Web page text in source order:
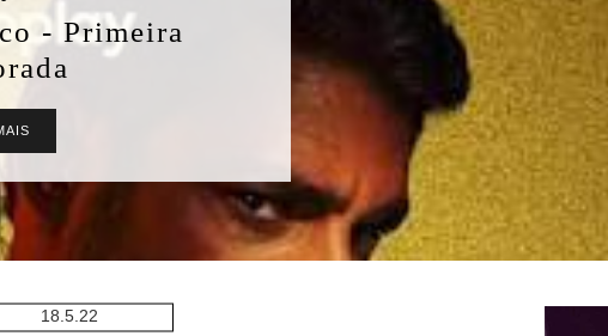
Shampoo e Condicionador Oil
Free Sarah K Professional: Vale
a Pena? Resenha Completa
LEIA MAIS
18.5.22